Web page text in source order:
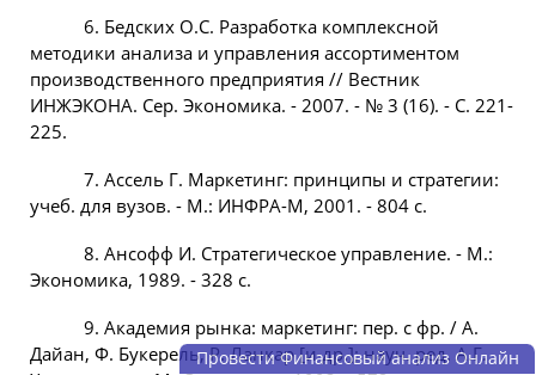
6. Бедских О.С. Разработка комплексной
методики анализа и управления ассортиментом
производственного предприятия // Вестник
ИНЖЭКОНА. Сер. Экономика. - 2007. - № 3 (16). - С. 221-
225.
7. Ассель Г. Маркетинг: принципы и стратегии:
учеб. для вузов. - М.: ИНФРА-М, 2001. - 804 с.
8. Ансофф И. Стратегическое управление. - М.:
Экономика, 1989. - 328 с.
9. Академия рынка: маркетинг: пер. с фр. / А.
Дайан, Ф. Букерель, Р. Ланкар [и др.]; науч. ред. А.Г.
Провести Финансовый анализ Онлайн